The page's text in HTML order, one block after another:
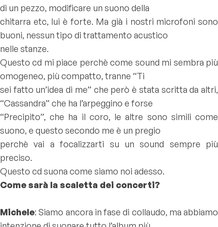
di un pezzo, modificare un suono della
chitarra etc, lui è forte. Ma già i nostri microfoni sono
buoni, nessun tipo di trattamento acustico
nelle stanze.
Questo cd mi piace perchè come sound mi sembra più
omogeneo, più compatto, tranne “Ti
sei fatto un’idea di me” che però è stata scritta da altri,
“Cassandra” che ha l’arpeggino e forse
“Precipito”, che ha il coro, le altre sono simili come
suono, e questo secondo me è un pregio
perchè vai a focalizzarti su un sound sempre più
preciso.
Questo cd suona come siamo noi adesso.
Come sarà la scaletta dei concerti?
Michele: Siamo ancora in fase di collaudo, ma abbiamo